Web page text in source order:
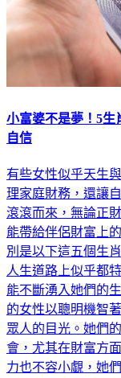
小富婆不是夢！5
自信
有些女性似乎天生
理家庭財務，還讓
滾滾而來，無論正
能帶給伴侶財富上
別是以下這五個生
人生道路上似乎都
能不斷湧入她們的
的女性以聰明機智
眾人的目光。她們
會，尤其在財富方
力也不容小覷，她